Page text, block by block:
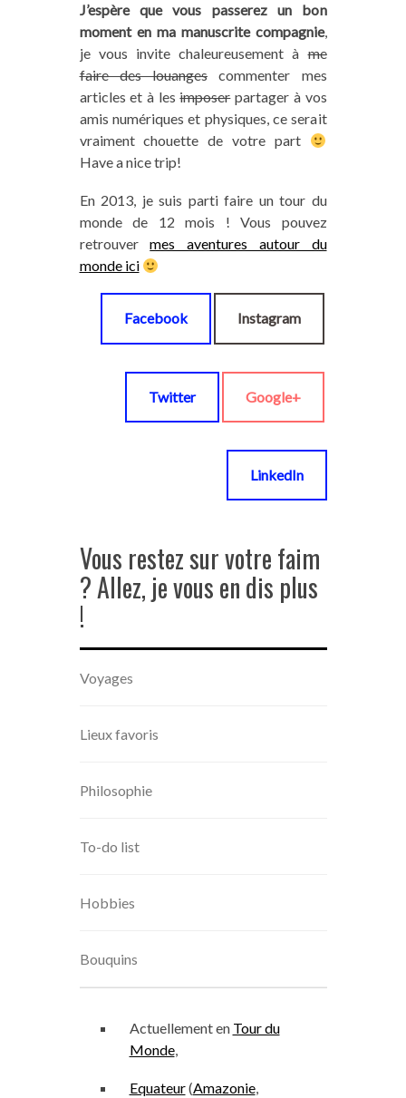
J’espère que vous passerez un bon
moment en ma manuscrite compagnie,
je vous invite chaleureusement àme
faire des louanges commenter mes
articles et à lesimposerpartager à vos
amis numériques et physiques, ce serait
vraiment chouette de votre part
Have a nice trip!
En 2013, je suis parti faire un tour du
monde de 12 mois ! Vous pouvez
retrouvermes aventures autour du
monde ici
Facebook Instagram
Twitter Google+
LinkedIn
Vous restez sur votre faim
? Allez, je vous en dis plus
!
Voyages
Lieux favoris
Philosophie
To-do list
Hobbies
Bouquins
Actuellement en Tour du
Monde,
Equateur(Amazonie,